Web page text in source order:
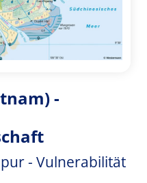
-
- Vulnerabilität